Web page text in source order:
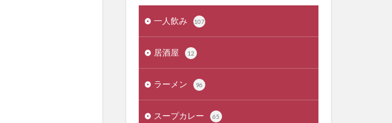
一人飲み 107
居酒屋 12
ラーメン 96
スープカレー 65